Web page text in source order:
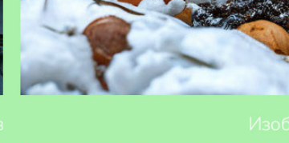
Какие растения можно сажать зимой: гид